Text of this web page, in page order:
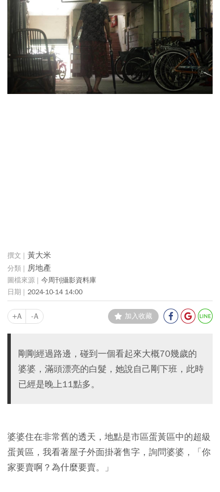
黃大米
房地產
今周刊攝影資料庫
2024-10-14 14:00
+A -A 加入收藏
剛剛經過路邊，碰到一個看起來大概70幾歲的
婆婆，滿頭漂亮的白髮，她說自己剛下班，此時
已經是晚上11點多。
婆婆住在非常舊的透天，地點是市區蛋黃區中的超級
蛋黃區 ，我看著屋子外面掛著售字，詢問婆婆，「你
家要賣啊？為什麼要賣。」